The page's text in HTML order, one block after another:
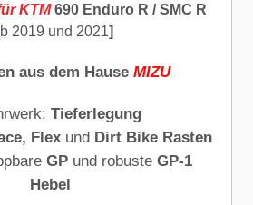
KTM690 Enduro R / SMC R
2019 und 2021]
aus dem Hause MIZU
Tieferlegung
Flex und Dirt Bike Rasten
GP und robuste GP-1
Hebel